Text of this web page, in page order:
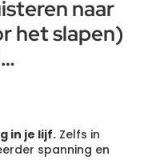
naar
het slapen)
in je lijf. Zelfs in
spanning en